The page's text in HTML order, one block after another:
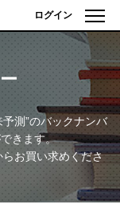
ログイン
測”のバックナンバ
きます。
お買い求めくださ